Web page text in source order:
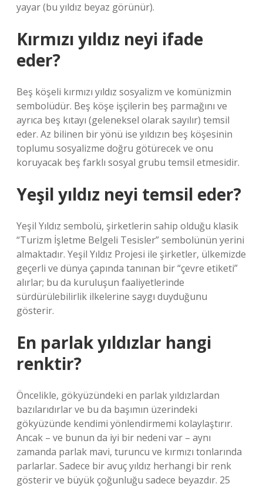
yayar (bu yıldız beyaz görünür).
Kırmızı yıldız neyi ifade
eder?
Beş köşeli kırmızı yıldız sosyalizm ve komünizmin
sembolüdür. Beş köşe işçilerin beş parmağını ve
ayrıca beş kıtayı (geleneksel olarak sayılır) temsil
eder. Az bilinen bir yönü ise yıldızın beş köşesinin
toplumu sosyalizme doğru götürecek ve onu
koruyacak beş farklı sosyal grubu temsil etmesidir.
Yeşil yıldız neyi temsil eder?
Yeşil Yıldız sembolü, şirketlerin sahip olduğu klasik
“Turizm İşletme Belgeli Tesisler” sembolünün yerini
almaktadır. Yeşil Yıldız Projesi ile şirketler, ülkemizde
geçerli ve dünya çapında tanınan bir “çevre etiketi”
alırlar; bu da kuruluşun faaliyetlerinde
sürdürülebilirlik ilkelerine saygı duyduğunu
gösterir.
En parlak yıldızlar hangi
renktir?
Öncelikle, gökyüzündeki en parlak yıldızlardan
bazılarıdırlar ve bu da başımın üzerindeki
gökyüzünde kendimi yönlendirmemi kolaylaştırır.
Ancak – ve bunun da iyi bir nedeni var – aynı
zamanda parlak mavi, turuncu ve kırmızı tonlarında
parlarlar. Sadece bir avuç yıldız herhangi bir renk
gösterir ve büyük çoğunluğu sadece beyazdır. 25